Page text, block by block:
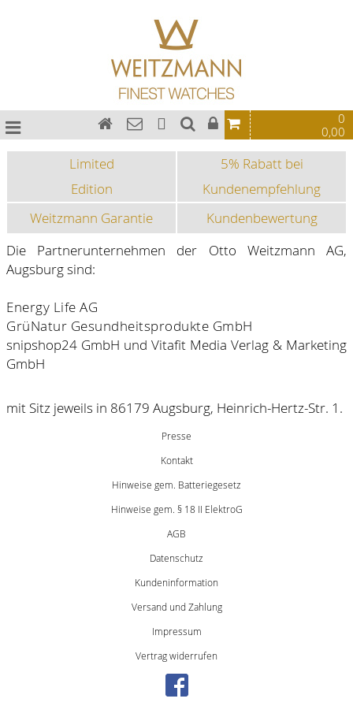
0
0,00
Limited
Edition
5% Rabatt bei
Kundenempfehlung
Weitzmann Garantie
Kundenbewertung
Die Partnerunternehmen der Otto Weitzmann AG,
Augsburg sind:
Energy Life AG
GrüNatur Gesundheitsprodukte GmbH
snipshop24 GmbH und Vitafit Media Verlag & Marketing
GmbH
mit Sitz jeweils in 86179 Augsburg, Heinrich-Hertz-Str. 1.
Presse
Kontakt
Hinweise gem. Batteriegesetz
Hinweise gem. § 18 II ElektroG
AGB
Datenschutz
Kundeninformation
Versand und Zahlung
Impressum
Vertrag widerrufen